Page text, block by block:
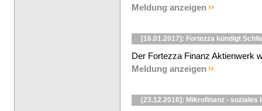
Meldung anzeigen
[16.01.2017]: Fortezza kündigt
Der Fortezza Finanz Aktienwerk
Meldung anzeigen
[23.12.2016]: Mikrofinanz - soziales